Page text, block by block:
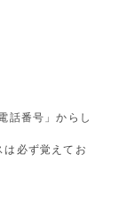
話番号」からし
必ず覚えてお